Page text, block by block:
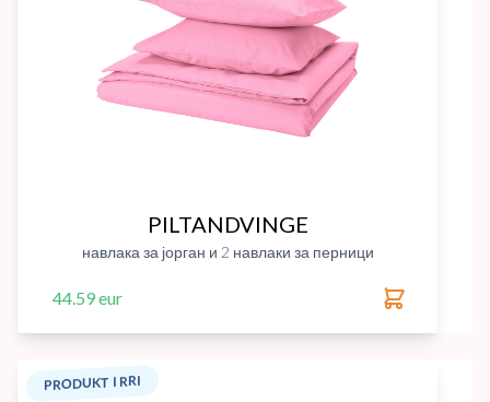
PILTANDVINGE
навлака за јорган и 2 навлаки за перници
44.59 eur
PRODUKT I RRI